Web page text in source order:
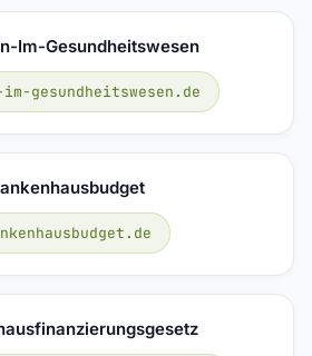
Im-Gesundheitswesen
im-gesundheitswesen.de